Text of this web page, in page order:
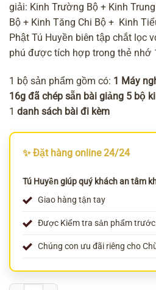
giải: Kinh Trường Bộ + Kinh
Bộ + Kinh Tăng Chi Bộ + Kinh
Phật Tú Huyền biên tập chắt lọc
phú được tích hợp trong thẻ nhớ
1 bộ sản phẩm gồm có: 1 Máy
16g đã chép sẵn bài giảng 5 bộ
1 danh sách bài đi kèm
✨ Đặt hàng online 24/24
Tú Huyền giúp quý khách an tâm
Giao hàng tận tay
Được Kiểm tra sản phẩm
Chúng con ưu đãi riêng cho